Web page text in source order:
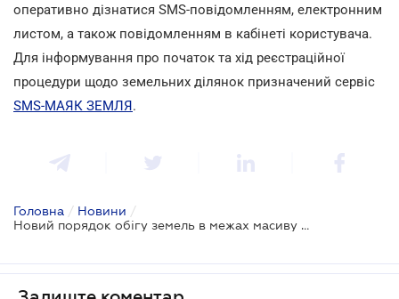
оперативно дізнатися SMS-повідомленням, електронним
листом, а також повідомленням в кабінеті користувача.
Для інформування про початок та хід реєстраційної
процедури щодо земельних ділянок призначений сервіс
SMS-МАЯК ЗЕМЛЯ.
Головна / Новини /
Новий порядок обігу земель в межах масиву невдовзі почне діяти